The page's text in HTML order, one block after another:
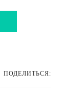
ПОДЕЛИТЬСЯ: